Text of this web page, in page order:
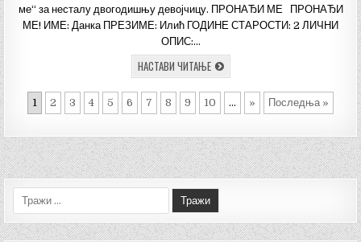
ме“ за несталу двогодишњу девојчицу. ПРОНАЂИ МЕ ПРОНАЂИ
МЕ! ИМЕ: Данка ПРЕЗИМЕ: Илић ГОДИНЕ СТАРОСТИ: 2 ЛИЧНИ
ОПИС:…
НАСТАВИ ЧИТАЊЕПРОНАЂИ
МЕ
1 2 3 4 5 6 7 8 9 10 ... » Последња »
Тражи: